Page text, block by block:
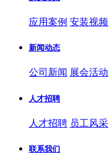
应用案例 安装视频
新闻动态
公司新闻 展会活动
人才招聘
人才招聘 员工风采
联系我们